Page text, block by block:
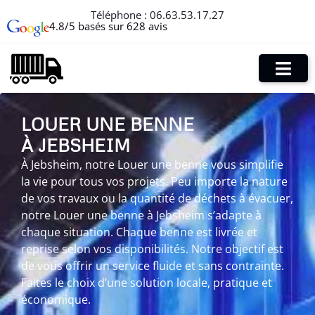
Téléphone : 06.63.53.17.27
4.8/5 basés sur 628 avis
LOUER UNE BENNE
À JEBSHEIM
À Jebsheim, notre Louer une benne vous simplifie
la vie pour tous vos projets. Peu importe la nature
de vos travaux ou la quantité de déchets à évacuer,
notre Louer une benne à Jebsheim s’adapte à
chaque situation. Chaque benne est livrée et
reprise selon vos disponibilités. Notre objectif est
de vous offrir un service fluide et sans contrainte.
Faites le choix d’une solution locale, pratique et
économique.